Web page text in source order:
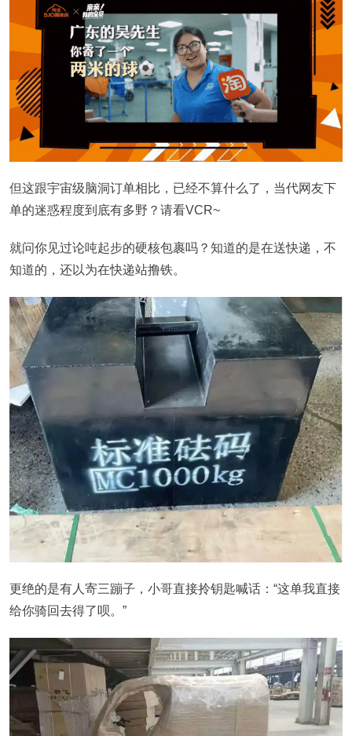
但这跟宇宙级脑洞订单相比，已经不算什么了，当代网友下
单的迷惑程度到底有多野？请看VCR~
就问你见过论吨起步的硬核包裹吗？知道的是在送快递，不
知道的，还以为在快递站撸铁。
更绝的是有人寄三蹦子，小哥直接拎钥匙喊话：“这单我直接
给你骑回去得了呗。”